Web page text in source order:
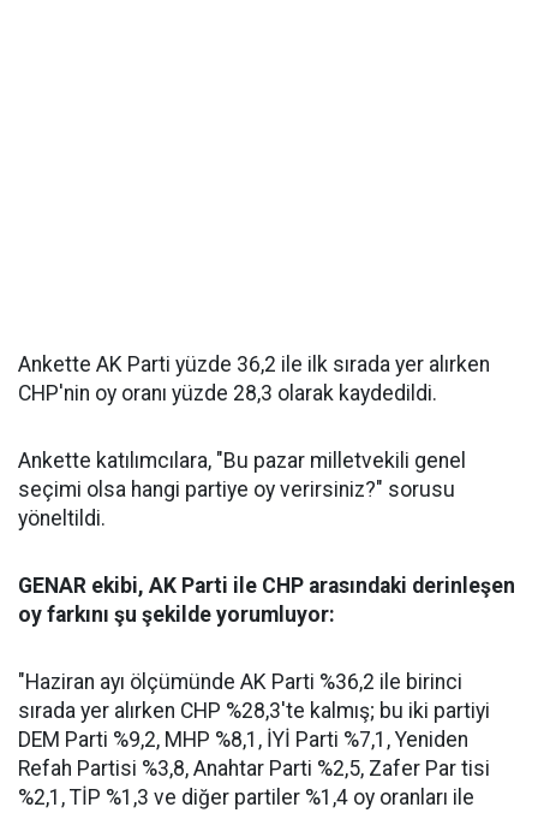
Ankette AK Parti yüzde 36,2 ile ilk sırada yer alırken
CHP'nin oy oranı yüzde 28,3 olarak kaydedildi.
Ankette katılımcılara, "Bu pazar milletvekili genel
seçimi olsa hangi partiye oy verirsiniz?" sorusu
yöneltildi.
GENAR ekibi, AK Parti ile CHP arasındaki derinleşen
oy farkını şu şekilde yorumluyor:
"Haziran ayı ölçümünde AK Parti %36,2 ile birinci
sırada yer alırken CHP %28,3'te kalmış; bu iki partiyi
DEM Parti %9,2, MHP %8,1, İYİ Parti %7,1, Yeniden
Refah Partisi %3,8, Anahtar Parti %2,5, Zafer Par tisi
%2,1, TİP %1,3 ve diğer partiler %1,4 oy oranları ile